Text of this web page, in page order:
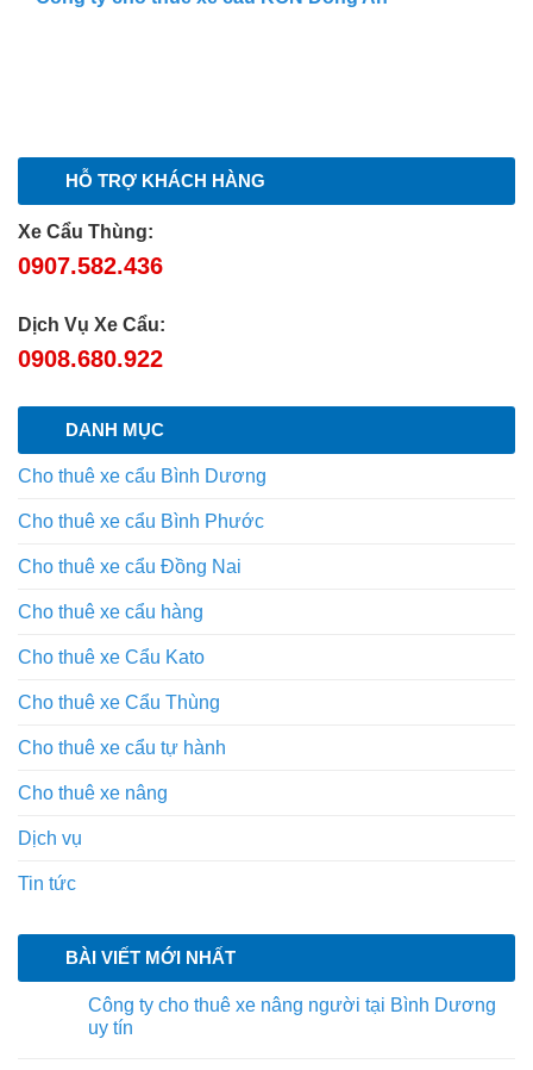
HỖ TRỢ KHÁCH HÀNG
Xe Cẩu Thùng:
0907.582.436
Dịch Vụ Xe Cẩu:
0908.680.922
DANH MỤC
Cho thuê xe cẩu Bình Dương
Cho thuê xe cẩu Bình Phước
Cho thuê xe cẩu Đồng Nai
Cho thuê xe cẩu hàng
Cho thuê xe Cẩu Kato
Cho thuê xe Cẩu Thùng
Cho thuê xe cẩu tự hành
Cho thuê xe nâng
Dịch vụ
Tin tức
BÀI VIẾT MỚI NHẤT
Công ty cho thuê xe nâng người tại Bình Dương
uy tín